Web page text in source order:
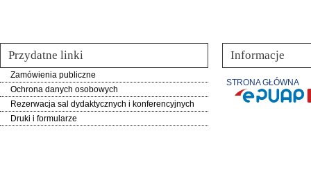
Przydatne linki
Zamówienia publiczne
Ochrona danych osobowych
Rezerwacja sal dydaktycznych i konferencyjnych
Druki i formularze
Informacje
STRONA GŁÓWNA